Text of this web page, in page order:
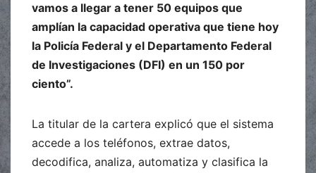
vamos a llegar a tener 50 equipos que
amplían la capacidad operativa que tiene hoy
la Policía Federal y el Departamento Federal
de Investigaciones (DFI) en un 150 por
ciento”.
La titular de la cartera explicó que el sistema
accede a los teléfonos, extrae datos,
decodifica, analiza, automatiza y clasifica la